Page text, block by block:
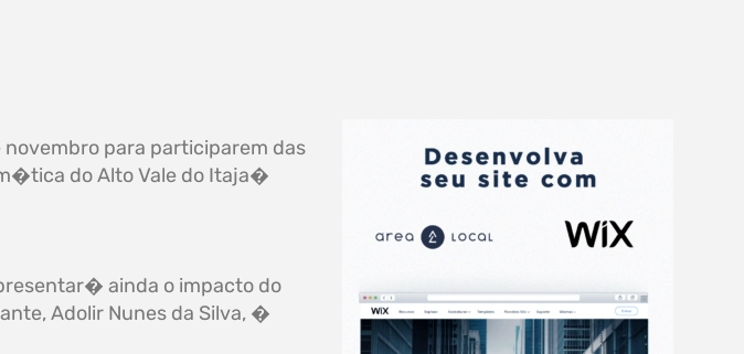
para participarem das
do Alto Vale do Itaja�
ainda o impacto do
Adolir Nunes da Silva, �